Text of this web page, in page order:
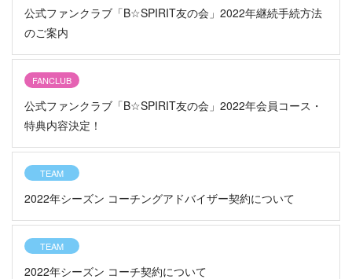
公式ファンクラブ「B☆SPIRIT友の会」2022年継続手続方法
のご案内
FANCLUB
公式ファンクラブ「B☆SPIRIT友の会」2022年会員コース・
特典内容決定！
TEAM
2022年シーズン コーチングアドバイザー契約について
TEAM
2022年シーズン コーチ契約について